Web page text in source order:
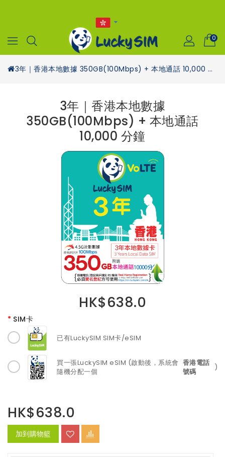
0
3年｜香港本地數據 350GB(100Mbps) + 本地通話 10,000 分鐘
3年｜香港本地數據
350GB(100Mbps) + 本地通話
10,000 分鐘
HK$638.0
SIM卡
已有LuckySIM SIM卡/eSIM
買一張LuckySIM eSIM (啟動後，系統會
隨機分配一個
香港電話
號碼
)
HK$638.0
加到購物籃